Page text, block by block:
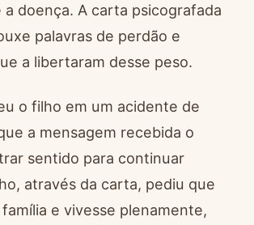
a doença. A carta psicografada
palavras de perdão e
a libertaram desse peso.
o filho em um acidente de
a mensagem recebida o
sentido para continuar
através da carta, pediu que
e vivesse plenamente,